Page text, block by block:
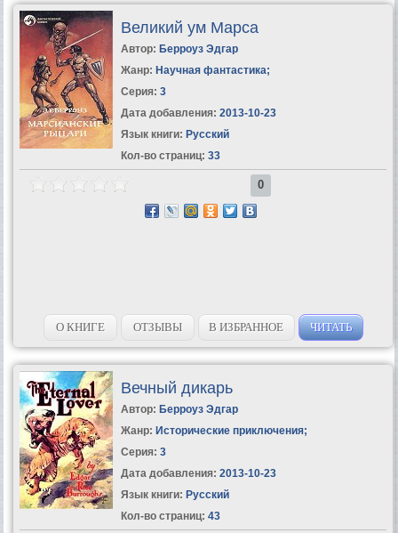
Великий ум Марса
Автор: Берроуз Эдгар
Жанр: Научная фантастика;
Серия: 3
Дата добавления: 2013-10-23
Язык книги: Русский
Кол-во страниц: 33
0
О КНИГЕ ОТЗЫВЫ В ИЗБРАННОЕ ЧИТАТЬ
Вечный дикарь
Автор: Берроуз Эдгар
Жанр: Исторические приключения;
Серия: 3
Дата добавления: 2013-10-23
Язык книги: Русский
Кол-во страниц: 43